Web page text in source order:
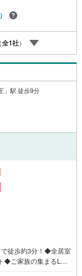
話よりお問い合わせ
きます。お客様のお
力でお手伝いさせて
ちにしております。
全1社）
」駅 徒歩9分
徒歩約3分！◆全居室
◆ご家族の集まるLDK